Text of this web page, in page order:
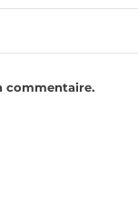
commentaire.